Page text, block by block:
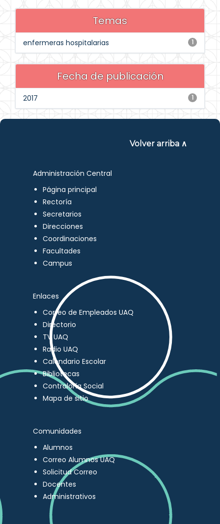
Temas
1
enfermeras hospitalarias
Fecha de publicación
1
2017
Volver arriba ∧
Administración Central
Página principal
Rectoría
Secretarios
Direcciones
Coordinaciones
Facultades
Campus
Enlaces
Correo de Empleados UAQ
Directorio
TV UAQ
Radio UAQ
Calendario Escolar
Bibliotecas
Contraloría Social
Mapa de sitio
Comunidades
Alumnos
Correo Alumnos UAQ
Solicitud Correo
Docentes
Administrativos